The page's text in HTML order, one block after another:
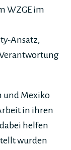
WZGE im
Ansatz,
und Mexiko
in ihren
helfen
wurden